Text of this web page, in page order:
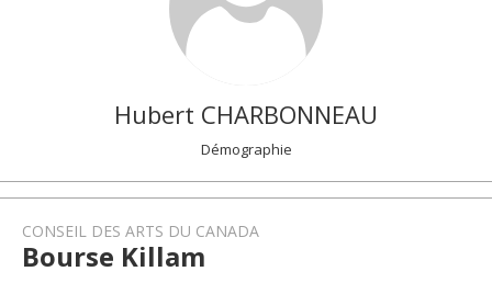
Hubert CHARBONNEAU
Démographie
CONSEIL DES ARTS DU CANADA
Bourse Killam